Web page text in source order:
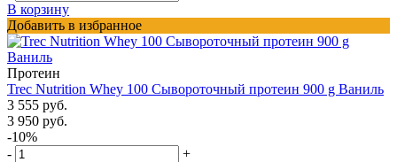
В корзину
Добавить в избранное
Протеин
Trec Nutrition Whey 100 Сывороточный протеин 900 g Ваниль
3 555 руб.
3 950 руб.
-10%
-
+